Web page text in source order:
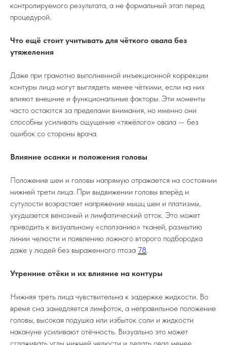
контролируемого результата, а не формальный этап перед
процедурой.
Что ещё стоит учитывать для чёткого овала без
утяжеления
Даже при грамотно выполненной инъекционной коррекции
контуры лица могут выглядеть менее чёткими, если на них
влияют внешние и функциональные факторы. Эти моменты
часто остаются за пределами внимания, но именно они
способны усиливать ощущение «тяжёлого» овала — без
ошибок со стороны врача.
Влияние осанки и положения головы
Положение шеи и головы напрямую отражается на состоянии
нижней трети лица. При выдвижении головы вперёд и
сутулости возрастает напряжение мышц шеи и платизмы,
ухудшается венозный и лимфатический отток. Это может
приводить к визуальному «сползанию» тканей, размытию
линии челюсти и появлению ложного второго подбородка
даже у людей без выраженного птоза 78.
Утренние отёки и их влияние на контуры
Нижняя треть лица чувствительна к задержке жидкости. Во
время сна замедляется лимфоток, а неправильное положение
головы, высокая подушка или избыток соли и жидкости
накануне усиливают отёчность. Визуально это может
+7 978 025 25 45
Севастополь
ул. Колобова, д. 21Б, пом. 12
Симферополь
ул. Дзюбанова, д. 11Г
конфиденциальности
© 2026 ООО «Доктор Тикунова»
*
*проект Meta Platforms Inc., деятельность
Информация на сайте носит ознакомительный
преображения наших пациентов и еще много
интересного контента в наших соцсетях.
Подпишитесь, чтобы ничего не пропустить
Онлайн запись
Лицензия № ЛО-92-01- Реквизиты